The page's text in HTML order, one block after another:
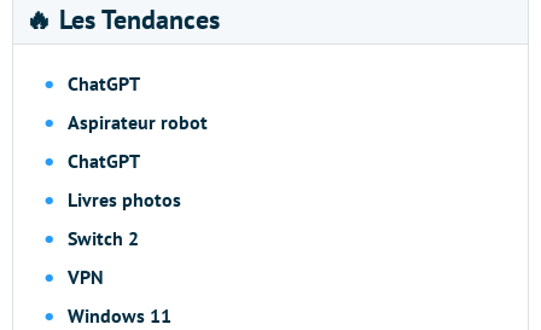
🔥 Les Tendances
ChatGPT
Aspirateur robot
ChatGPT
Livres photos
Switch 2
VPN
Windows 11